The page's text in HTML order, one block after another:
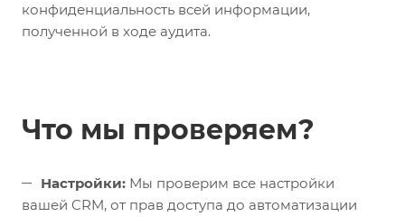
конфиденциальность всей информации,
полученной в ходе аудита.
Что мы проверяем?
Настройки: Мы проверим все настройки
вашей CRM, от прав доступа до автоматизации